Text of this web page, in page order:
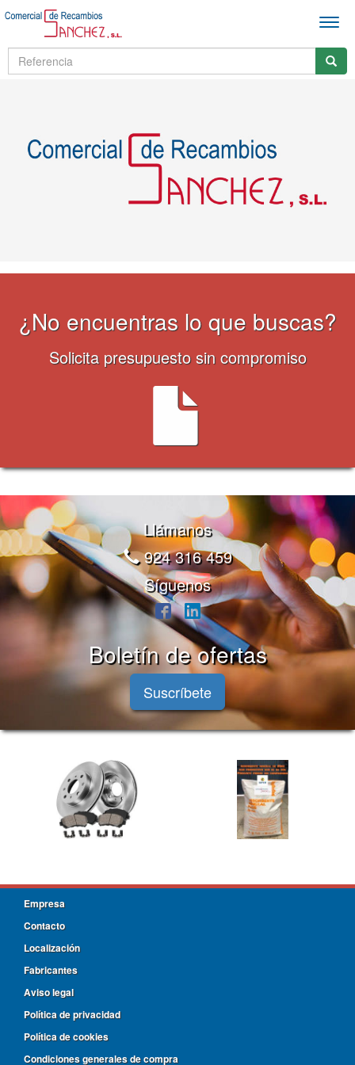
¿No encuentras lo que buscas?
Solicita presupuesto sin compromiso
Llámanos
924 316 459
Síguenos
Boletín de ofertas
Suscríbete
Empresa
Contacto
Localización
Fabricantes
Aviso legal
Política de privacidad
Política de cookies
Condiciones generales de compra